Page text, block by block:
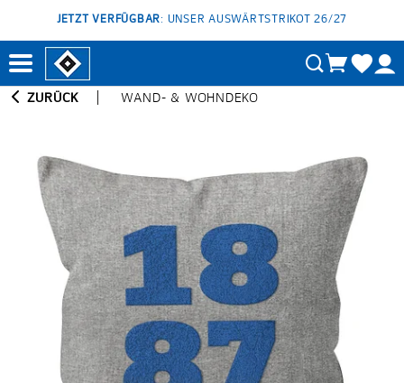
JETZT VERFÜGBAR: UNSER AUSWÄRTSTRIKOT 26/27
ZURÜCK WAND- & WOHNDEKO